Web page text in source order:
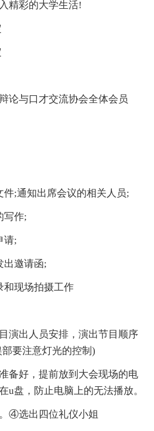
精彩的大学生活!
论与口才交流协会全体会员
件;通知出席会议的相关人员;
写作;
请;
出邀请函;
和现场拍摄工作
演出人员安排，演出节目顺序
要注意灯光的控制)
备好，提前放到大会现场的电
u盘，防止电脑上的无法播放。
④选出四位礼仪小姐